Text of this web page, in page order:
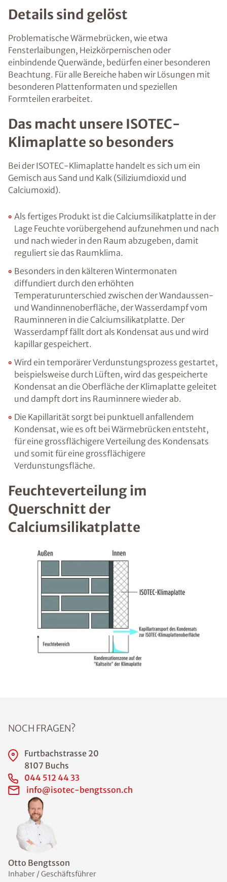
Details sind gelöst
Problematische Wärmebrücken, wie etwa
Fensterlaibungen, Heizkörpernischen oder
einbindende Querwände, bedürfen einer besonderen
Beachtung. Für alle Bereiche haben wir Lösungen mit
besonderen Plattenformaten und speziellen
Formteilen erarbeitet.
Das macht unsere ISOTEC-
Klimaplatte so besonders
Bei der ISOTEC-Klimaplatte handelt es sich um ein
Gemisch aus Sand und Kalk (Siliziumdioxid und
Calciumoxid).
Als fertiges Produkt ist die Calciumsilikatplatte in der
Lage Feuchte vorübergehend aufzunehmen und nach
und nach wieder in den Raum abzugeben, damit
reguliert sie das Raumklima.
Besonders in den kälteren Wintermonaten
diffundiert durch den erhöhten
Temperaturunterschied zwischen der Wandaussen-
und Wandinnenoberfläche, der Wasserdampf vom
Rauminneren in die Calciumsilikatplatte. Der
Wasserdampf fällt dort als Kondensat aus und wird
kapillar gespeichert.
Wird ein temporärer Verdunstungsprozess gestartet,
beispielsweise durch Lüften, wird das gespeicherte
Kondensat an die Oberfläche der Klimaplatte geleitet
und dampft dort ins Rauminnere wieder ab.
Die Kapillarität sorgt bei punktuell anfallendem
Kondensat, wie es oft bei Wärmebrücken entsteht,
für eine grossflächigere Verteilung des Kondensats
und somit für eine grossflächigere
Verdunstungsfläche.
Feuchteverteilung im
Querschnitt der
Calciumsilikatplatte
Otto Bengtsson
Inhaber / Geschäftsführer
NOCH FRAGEN?
Furtbachstrasse 20
8107 Buchs
044 512 44 33
info@isotec-bengtsson.ch